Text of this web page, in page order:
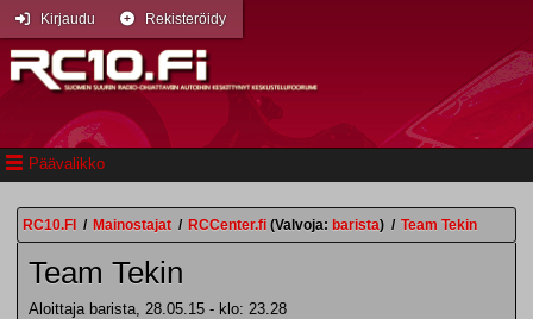
Päävalikko
Kirjaudu Rekisteröidy
RC10.FI / Mainostajat / RCCenter.fi (Valvoja: barista) / Team Tekin
Team Tekin
Aloittaja barista, 28.05.15 - klo: 23.28